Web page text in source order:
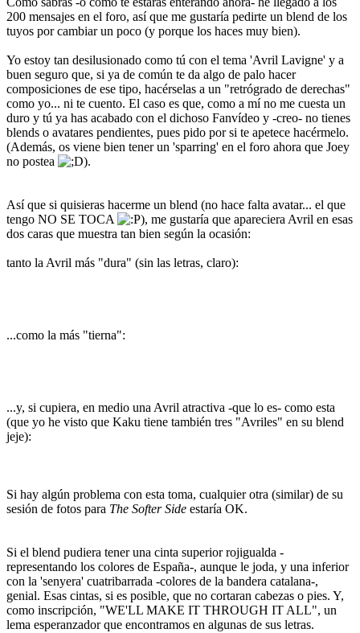
200 mensajes en el foro, así que me gustaría pedirte un blend de los
tuyos por cambiar un poco (y porque los haces muy bien).
Yo estoy tan desilusionado como tú con el tema 'Avril Lavigne' y a
buen seguro que, si ya de común te da algo de palo hacer
composiciones de ese tipo, hacérselas a un "retrógrado de derechas"
como yo... ni te cuento. El caso es que, como a mí no me cuesta un
duro y tú ya has acabado con el dichoso Fanvídeo y -creo- no tienes
blends o avatares pendientes, pues pido por si te apetece hacérmelo.
(Además, os viene bien tener un 'sparring' en el foro ahora que Joey
no postea
).
Así que si quisieras hacerme un blend (no hace falta avatar... el que
tengo NO SE TOCA
), me gustaría que apareciera Avril en esas
dos caras que muestra tan bien según la ocasión:
tanto la Avril más "dura" (sin las letras, claro):
...como la más "tierna":
...y, si cupiera, en medio una Avril atractiva -que lo es- como esta
(que yo he visto que Kaku tiene también tres "Avriles" en su blend
jeje):
Si hay algún problema con esta toma, cualquier otra (similar) de su
sesión de fotos para The Softer Side estaría OK.
Si el blend pudiera tener una cinta superior rojigualda -
representando los colores de España-, aunque le joda, y una inferior
con la 'senyera' cuatribarrada -colores de la bandera catalana-,
genial. Esas cintas, si es posible, que no cortaran cabezas o pies. Y,
como inscripción, "WE'LL MAKE IT THROUGH IT ALL", un
lema esperanzador que encontramos en algunas de sus letras.